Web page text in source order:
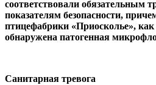
соответствовали обязательным
показателям безопасности,
птицефабрики «Приосколье»,
обнаружена патогенная
Санитарная тревога